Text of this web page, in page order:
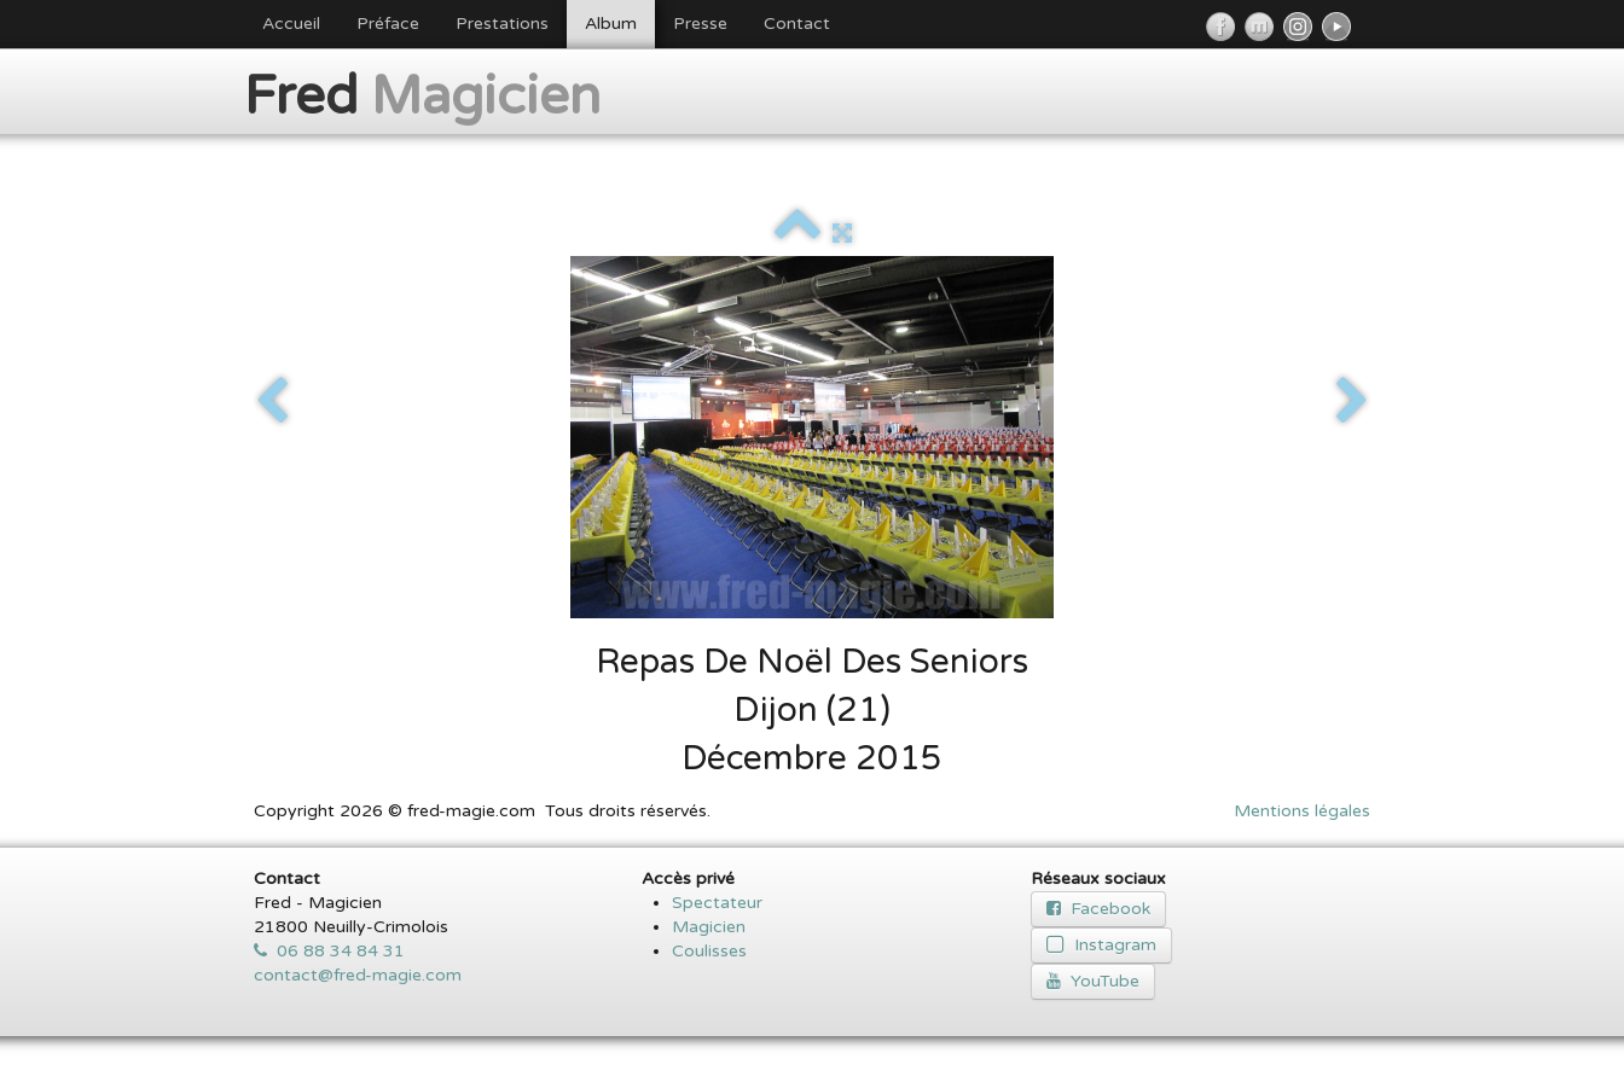
Accueil Préface Prestations Album Presse Contact
Fred Magicien
Repas De Noël Des Seniors
Dijon (21)
Décembre 2015
Copyright 2026 © fred-magie.com Tous droits réservés. Mentions légales
Contact
Fred - Magicien
21800 Neuilly-Crimolois
06 88 34 84 31
contact@fred-magie.com
Accès privé
Spectateur
Magicien
Coulisses
Réseaux sociaux
Facebook
Instagram
YouTube